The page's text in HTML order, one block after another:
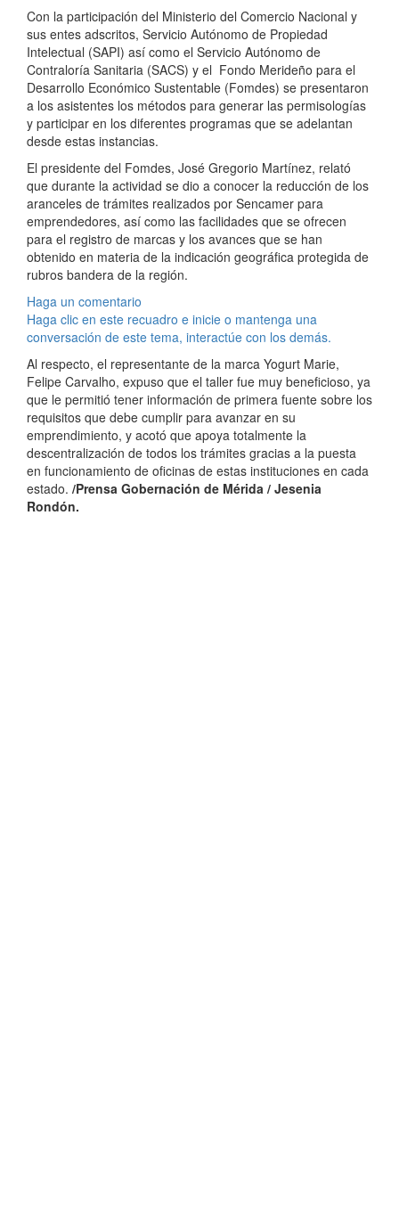
Con la participación del Ministerio del Comercio Nacional y
sus entes adscritos, Servicio Autónomo de Propiedad
Intelectual (SAPI) así como el Servicio Autónomo de
Contraloría Sanitaria (SACS) y el Fondo Merideño para el
Desarrollo Económico Sustentable (Fomdes) se presentaron
a los asistentes los métodos para generar las permisologías
y participar en los diferentes programas que se adelantan
desde estas instancias.
El presidente del Fomdes, José Gregorio Martínez, relató
que durante la actividad se dio a conocer la reducción de los
aranceles de trámites realizados por Sencamer para
emprendedores, así como las facilidades que se ofrecen
para el registro de marcas y los avances que se han
obtenido en materia de la indicación geográfica protegida de
rubros bandera de la región.
Haga un comentario
Haga clic en este recuadro e inicie o mantenga una
conversación de este tema, interactúe con los demás.
Al respecto, el representante de la marca Yogurt Marie,
Felipe Carvalho, expuso que el taller fue muy beneficioso, ya
que le permitió tener información de primera fuente sobre los
requisitos que debe cumplir para avanzar en su
emprendimiento, y acotó que apoya totalmente la
descentralización de todos los trámites gracias a la puesta
en funcionamiento de oficinas de estas instituciones en cada
estado. /Prensa Gobernación de Mérida / Jesenia
Rondón.